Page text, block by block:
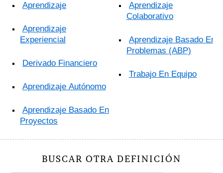
Aprendizaje
Aprendizaje
Experiencial
Derivado Financiero
Aprendizaje Autónomo
Aprendizaje Basado En
Proyectos
Aprendizaje
Colaborativo
Aprendizaje Basado En
Problemas (ABP)
Trabajo En Equipo
BUSCAR OTRA DEFINICIÓN